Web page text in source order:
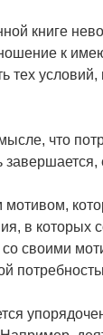
книге
к
тех условий,
что
мотивом,
в которых
со своими